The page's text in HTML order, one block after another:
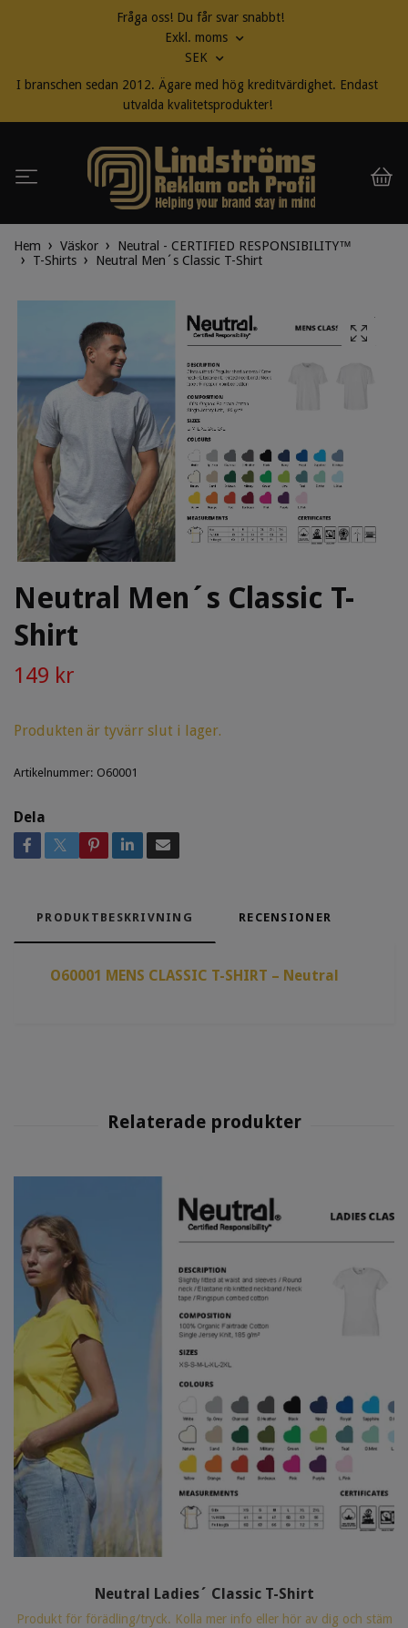
Fråga oss! Du får svar snabbt!
Exkl. moms
SEK
I branschen sedan 2012. Ägare med hög kreditvärdighet. Endast
utvalda kvalitetsprodukter!
Hem Väskor
Neutral - CERTIFIED RESPONSIBILITY™
T-Shirts
Neutral Men´s Classic T-Shirt
Neutral Men´s Classic T-
Shirt
149 kr
Produkten är tyvärr slut i lager.
Artikelnummer: O60001
Dela
PRODUKTBESKRIVNING RECENSIONER
O60001 MENS CLASSIC T-SHIRT – Neutral
Neutral Ladies´ Classic T-Shirt
Produkt för förädling/tryck. Kolla mer info eller hör av dig och stäm